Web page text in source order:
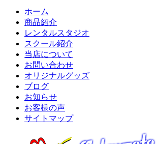
ホーム
商品紹介
レンタルスタジオ
スクール紹介
当店について
お問い合わせ
オリジナルグッズ
ブログ
お知らせ
お客様の声
サイトマップ